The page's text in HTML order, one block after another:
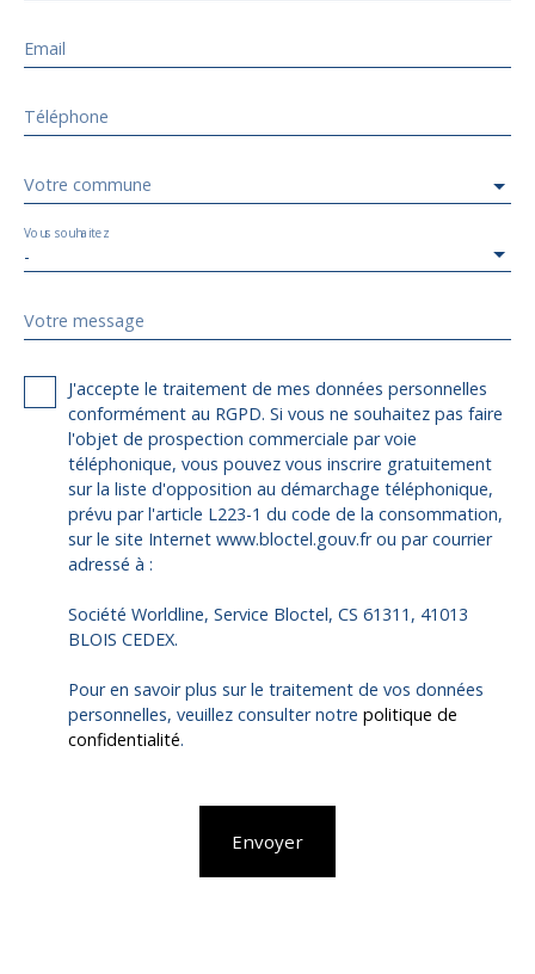
Email
Téléphone
Votre commune
-
Vous souhaitez
Votre message
J'accepte le traitement de mes données personnelles
conformément au RGPD. Si vous ne souhaitez pas faire
l'objet de prospection commerciale par voie
téléphonique, vous pouvez vous inscrire gratuitement
sur la liste d'opposition au démarchage téléphonique,
prévu par l'article L223-1 du code de la consommation,
sur le site Internet www.bloctel.gouv.fr ou par courrier
adressé à :
Société Worldline, Service Bloctel, CS 61311, 41013
BLOIS CEDEX.
Pour en savoir plus sur le traitement de vos données
personnelles, veuillez consulter notre politique de
confidentialité.
Envoyer